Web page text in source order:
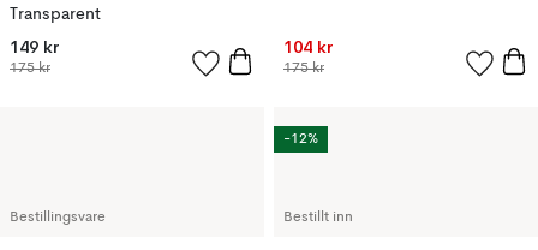
Transparent
149 kr
175 kr
104 kr
175 kr
Bestillingsvare Bestillt inn
-12%